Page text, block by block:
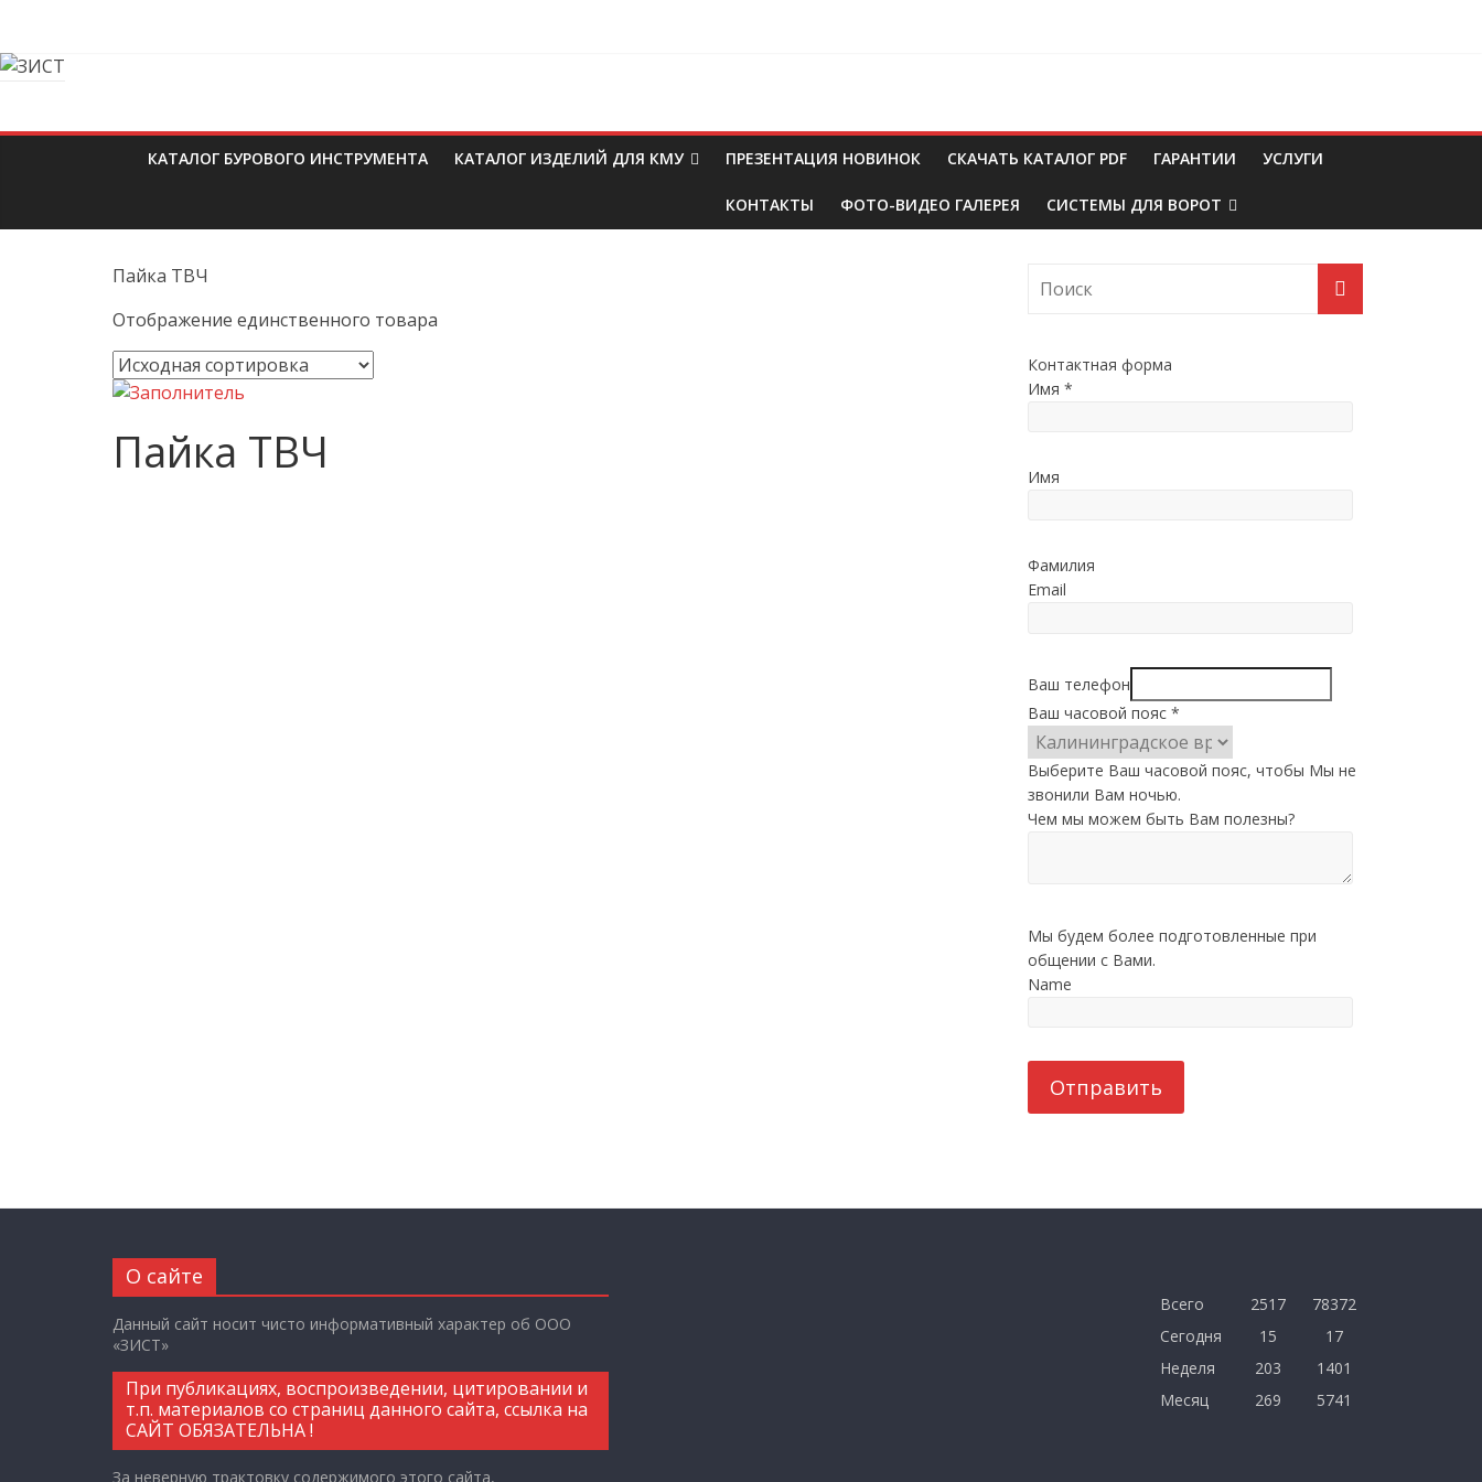
content
ЗИСТ
Буровой
КАТАЛОГ БУРОВОГО ИНСТРУМЕНТА КАТАЛОГ ИЗДЕЛИЙ ДЛЯ КМУ ПРЕЗЕНТАЦИЯ НОВИНОК СКАЧАТЬ КАТАЛОГ PDF ГАРАНТИИ УСЛУГИ
КОНТАКТЫ ФОТО-ВИДЕО ГАЛЕРЕЯ СИСТЕМЫ ДЛЯ ВОРОТ
Пайка ТВЧ
Отображение единственного товара
Пайка ТВЧ
Контактная форма
Имя *
Имя
Фамилия
Email
Ваш телефон
Ваш часовой пояс *
Выберите Ваш часовой пояс, чтобы Мы не
звонили Вам ночью.
Чем мы можем быть Вам полезны?
Мы будем более подготовленные при
общении с Вами.
Name
Отправить
О сайте
Данный сайт носит чисто информативный характер об ООО
«ЗИСТ»
При публикациях, воспроизведении, цитировании и
т.п. материалов со страниц данного сайта, ссылка на
САЙТ ОБЯЗАТЕЛЬНА !
За неверную трактовку содержимого этого сайта,
Всего 2517
78372
Сегодня
15
17
Неделя
203
1401
Месяц
269 5741